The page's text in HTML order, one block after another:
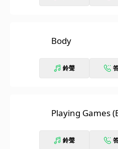
Body
鈴聲
Playing Games
鈴聲